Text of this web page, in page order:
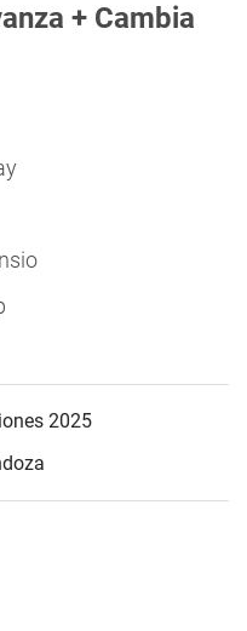
+ Cambia
2025